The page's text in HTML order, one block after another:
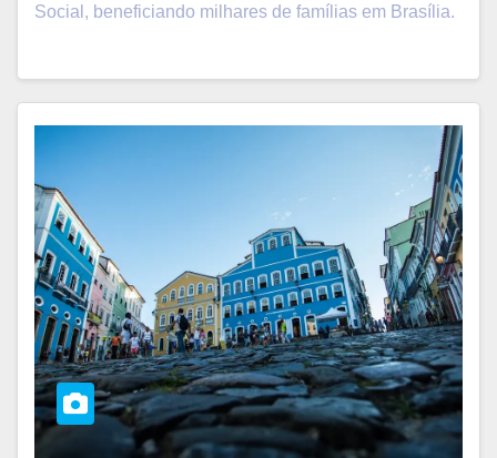
Social, beneficiando milhares de famílias em Brasília.